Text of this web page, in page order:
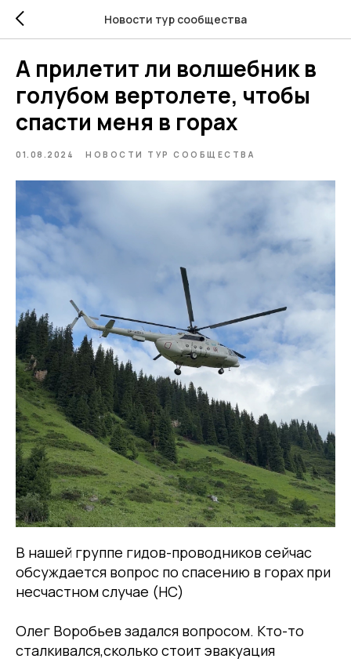
Новости тур сообщества
А прилетит ли волшебник в
голубом вертолете, чтобы
спасти меня в горах
01.08.2024 НОВОСТИ ТУР СООБЩЕСТВА
В нашей группе гидов-проводников сейчас
обсуждается вопрос по спасению в горах при
несчастном случае (НС)
Олег Воробьев задался вопросом. Кто-то
сталкивался,сколько стоит эвакуация